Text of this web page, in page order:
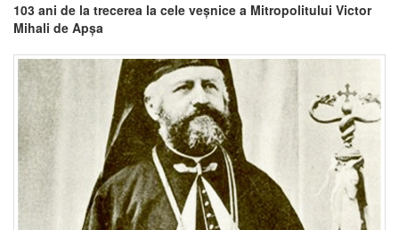
103 ani de la trecerea la cele veșnice a Mitropolitului Victor
Mihali de Apșa